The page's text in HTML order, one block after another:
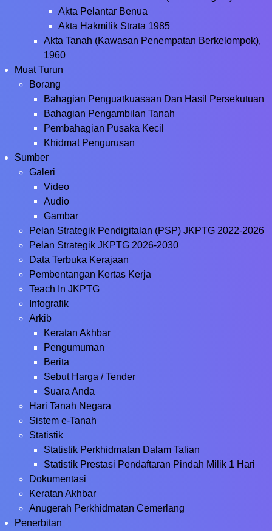
Akta Pelantar Benua
Akta Hakmilik Strata 1985
Akta Tanah (Kawasan Penempatan Berkelompok),
1960
Muat Turun
Borang
Bahagian Penguatkuasaan Dan Hasil Persekutuan
Bahagian Pengambilan Tanah
Pembahagian Pusaka Kecil
Khidmat Pengurusan
Sumber
Galeri
Video
Audio
Gambar
Pelan Strategik Pendigitalan (PSP) JKPTG 2022-2026
Pelan Strategik JKPTG 2026-2030
Data Terbuka Kerajaan
Pembentangan Kertas Kerja
Teach In JKPTG
Infografik
Arkib
Keratan Akhbar
Pengumuman
Berita
Sebut Harga / Tender
Suara Anda
Hari Tanah Negara
Sistem e-Tanah
Statistik
Statistik Perkhidmatan Dalam Talian
Statistik Prestasi Pendaftaran Pindah Milik 1 Hari
Dokumentasi
Keratan Akhbar
Anugerah Perkhidmatan Cemerlang
Penerbitan